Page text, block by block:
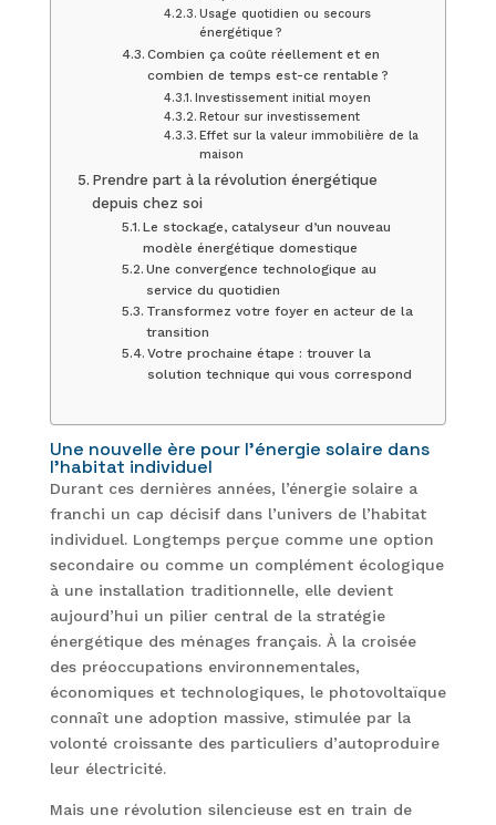
Usage quotidien ou secours
énergétique ?
Combien ça coûte réellement et en
combien de temps est-ce rentable ?
Investissement initial moyen
Retour sur investissement
Effet sur la valeur immobilière de la
maison
Prendre part à la révolution énergétique
depuis chez soi
Le stockage, catalyseur d’un nouveau
modèle énergétique domestique
Une convergence technologique au
service du quotidien
Transformez votre foyer en acteur de la
transition
Votre prochaine étape : trouver la
solution technique qui vous correspond
Une nouvelle ère pour l’énergie solaire dans
l’habitat individuel
Durant ces dernières années, l’énergie solaire a
franchi un cap décisif dans l’univers de l’habitat
individuel. Longtemps perçue comme une option
secondaire ou comme un complément écologique
à une installation traditionnelle, elle devient
aujourd’hui un pilier central de la stratégie
énergétique des ménages français. À la croisée
des préoccupations environnementales,
économiques et technologiques, le photovoltaïque
connaît une adoption massive, stimulée par la
volonté croissante des particuliers d’autoproduire
leur électricité.
Mais une révolution silencieuse est en train de